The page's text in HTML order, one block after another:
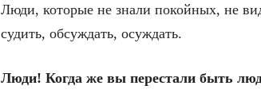
Люди, которые не знали покойных, не
судить, обсуждать, осуждать.
Люди! Когда же вы перестали быть